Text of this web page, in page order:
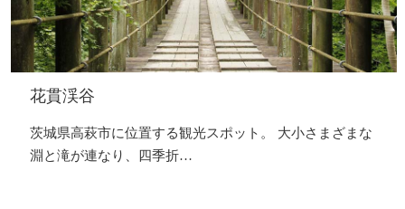
花貫渓谷
茨城県高萩市に位置する観光スポット。 大小さまざまな
淵と滝が連なり、四季折…